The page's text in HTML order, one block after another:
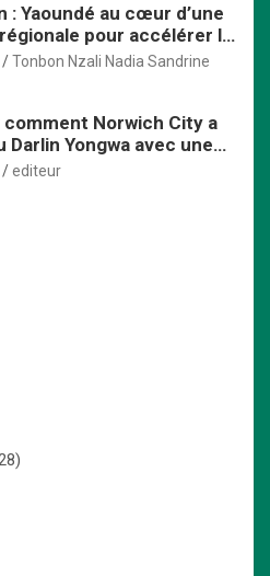
: Yaoundé au cœur d’une
pour accélérer la
de la ZLECAf en
Tonbon Nzali Nadia Sandrine
Norwich City a
Darlin Yongwa avec une
editeur